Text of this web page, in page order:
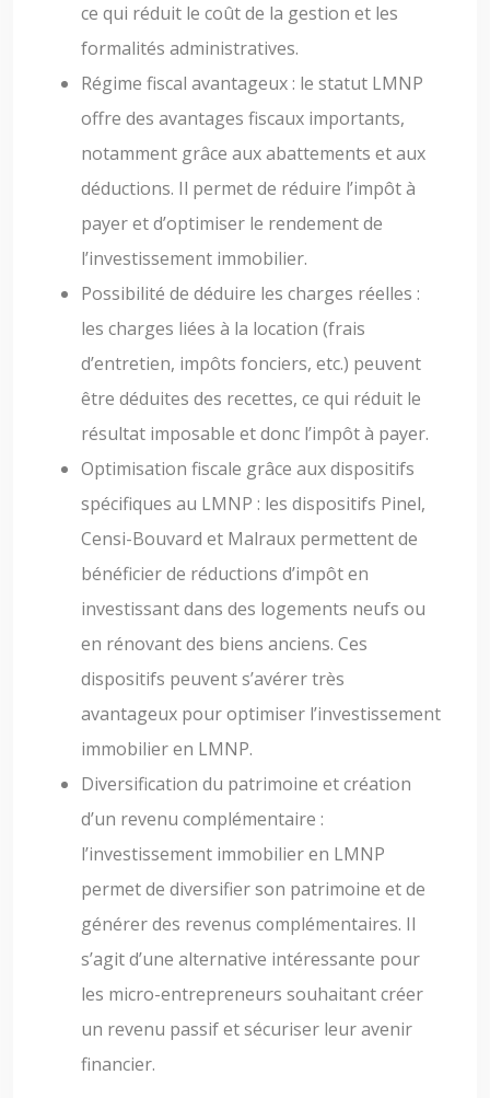
ce qui réduit le coût de la gestion et les
formalités administratives.
Régime fiscal avantageux : le statut LMNP
offre des avantages fiscaux importants,
notamment grâce aux abattements et aux
déductions. Il permet de réduire l’impôt à
payer et d’optimiser le rendement de
l’investissement immobilier.
Possibilité de déduire les charges réelles :
les charges liées à la location (frais
d’entretien, impôts fonciers, etc.) peuvent
être déduites des recettes, ce qui réduit le
résultat imposable et donc l’impôt à payer.
Optimisation fiscale grâce aux dispositifs
spécifiques au LMNP : les dispositifs Pinel,
Censi-Bouvard et Malraux permettent de
bénéficier de réductions d’impôt en
investissant dans des logements neufs ou
en rénovant des biens anciens. Ces
dispositifs peuvent s’avérer très
avantageux pour optimiser l’investissement
immobilier en LMNP.
Diversification du patrimoine et création
d’un revenu complémentaire :
l’investissement immobilier en LMNP
permet de diversifier son patrimoine et de
générer des revenus complémentaires. Il
s’agit d’une alternative intéressante pour
les micro-entrepreneurs souhaitant créer
un revenu passif et sécuriser leur avenir
financier.